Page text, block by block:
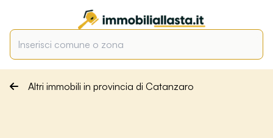
Altri immobili in provincia di Catanzaro